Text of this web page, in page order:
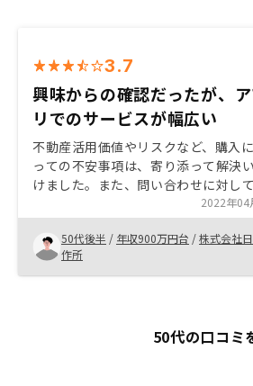
3.7
興味からの確認だったが、
リでのサービスが幅広い
不動産活用価値やリスクなど、購入
っての不安事項は、寄り添って解決
けました。また、問い合わせに対し
めな対応いただき安心して検討や契
めることができたことから、購入に
した。まずはご相談してみるのがよ
います。購入後のこまめなフォロー
2022年04
50代後半 / 年収900万円台 /株式会社
作所
50代の口コミ